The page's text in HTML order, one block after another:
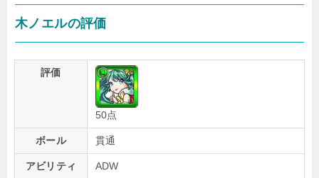
木ノエルの評価
評価
50点
ボール 貫通
アビリティ ADW